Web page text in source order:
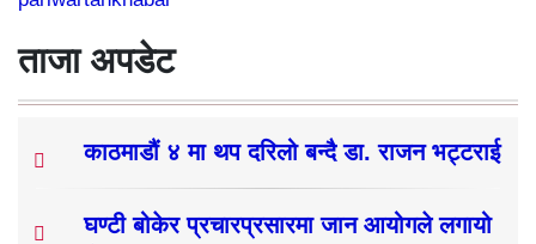
ताजा अपडेट
काठमाडौं ४ मा थप दरिलो बन्दै डा. राजन भट्टराई
घण्टी बोकेर प्रचारप्रसारमा जान आयोगले लगायो